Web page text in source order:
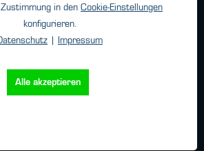
in den Cookie-Einstellungen
konfigurieren.
| Impressum
Alle akzeptieren